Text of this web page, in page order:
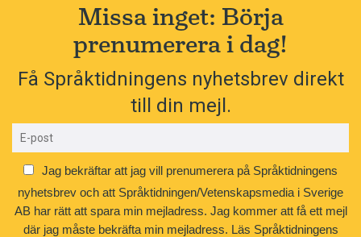
Missa inget: Börja
prenumerera i dag!
Få Språktidningens nyhetsbrev direkt
till din mejl.
Jag bekräftar att jag vill prenumerera på Språktidningens
nyhetsbrev och att Språktidningen/Vetenskapsmedia i Sverige
AB har rätt att spara min mejladress. Jag kommer att få ett mejl
där jag måste bekräfta min mejladress. Läs Språktidningens